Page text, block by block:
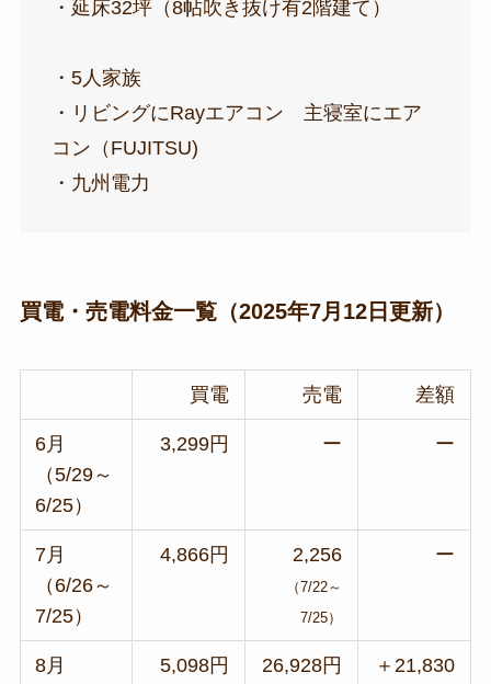
・延床32坪（8帖吹き抜け有2階建て）
・5人家族
・リビングにRayエアコン 主寝室にエア
コン（FUJITSU)
・九州電力
買電・売電料金一覧（2025年7月12日更新）
買電 売電 差額
6月
（5/29～
6/25）
3,299円 ー ー
7月
（6/26～
7/25）
4,866円 2,256
（7/22～
7/25）
ー
8月
5,098円 26,928円
＋21,830